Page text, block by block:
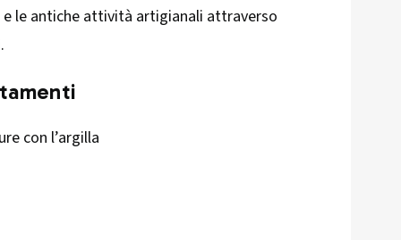
le antiche attività artigianali attraverso
con l’argilla